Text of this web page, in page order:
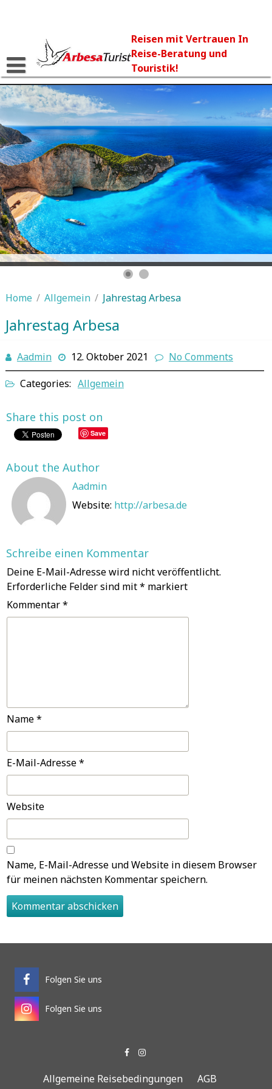
Reisen mit Vertrauen In
Reise-Beratung und
Touristik!
Home / Allgemein / Jahrestag Arbesa
Jahrestag Arbesa
Aadmin 12. Oktober 2021
No Comments
Categories: Allgemein
Share this post on
Save
About the Author
Aadmin
Website: http://arbesa.de
Schreibe einen Kommentar
Deine E-Mail-Adresse wird nicht veröffentlicht.
Erforderliche Felder sind mit* markiert
Kommentar*
Name*
E-Mail-Adresse*
Website
Name, E-Mail-Adresse und Website in diesem Browser
für meinen nächsten Kommentar speichern.
Folgen Sie uns
Folgen Sie uns
Allgemeine Reisebedingungen
AGB